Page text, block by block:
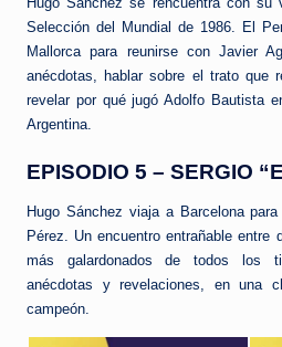
Selección del Mundial de 1986. El
Mallorca para reunirse con Javier
anécdotas, hablar sobre el trato que
revelar por qué jugó Adolfo Bautista
Argentina.
EPISODIO 5 – SERGIO
Hugo Sánchez viaja a Barcelona para
Pérez. Un encuentro entrañable entre
más galardonados de todos los
anécdotas y revelaciones, en una
campeón.